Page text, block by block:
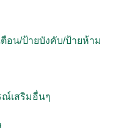
ตือน/ป้ายบังคับ/ป้ายห้าม
เสริมอื่นๆ